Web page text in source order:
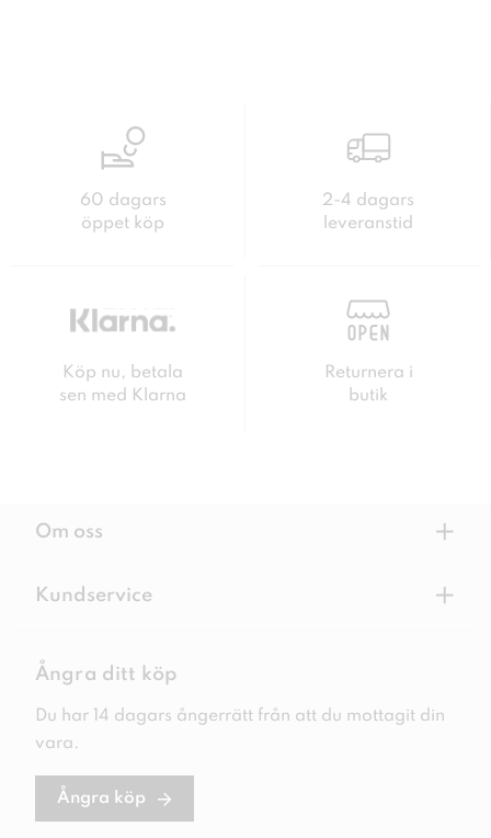
60 dagars
öppet köp
2-4 dagars
leveranstid
Köp nu, betala
sen med Klarna
Returnera i
butik
Om oss +
Kundservice +
Ångra ditt köp
Du har 14 dagars ångerrätt från att du mottagit din
vara.
Ångra köp